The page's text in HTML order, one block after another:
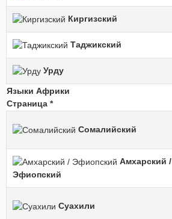
Киргизский
Таджикский
Урду
Языки Африки
Страница *
Сомалийский
Амхарский /
Эфиопский
Суахили